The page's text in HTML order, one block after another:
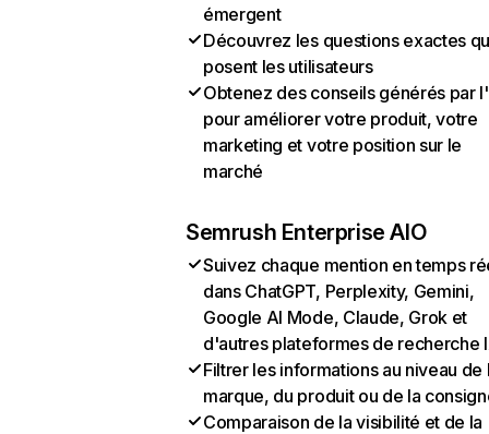
émergent
Découvrez les questions exactes
posent les utilisateurs
Obtenez des conseils générés par
pour améliorer votre produit, votre
marketing et votre position sur le
marché
Semrush Enterprise AIO
Suivez chaque mention en temps
dans ChatGPT, Perplexity, Gemini,
Google AI Mode, Claude, Grok et
d'autres plateformes de recherche
Filtrer les informations au niveau de
marque, du produit ou de la
Comparaison de la visibilité et de la